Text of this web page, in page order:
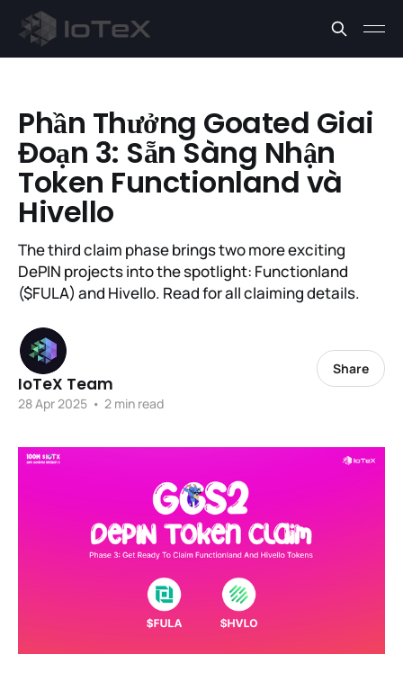
Phần Thưởng Goated Giai
Đoạn 3: Sẵn Sàng Nhận
Token Functionland và
Hivello
The third claim phase brings two more exciting
DePIN projects into the spotlight: Functionland
($FULA) and Hivello. Read for all claiming details.
IoTeX Team
28 Apr 2025 • 2 min read
Share